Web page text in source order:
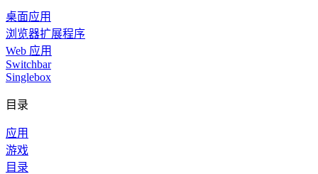
桌面应用
浏览器扩展程序
Web 应用
Switchbar
Singlebox
目录
应用
游戏
目录